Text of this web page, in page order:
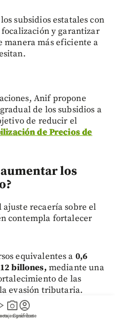
photo_camera
gráficos
account_circle
Suscríbete
subsidios estatales con
y garantizar
manera más eficiente a
Anif propone
de los subsidios a
de reducir el
de Precios de
los
recaería sobre el
contempla fortalecer
equivalentes a 0,6
billones, mediante una
de las
evasión tributaria.